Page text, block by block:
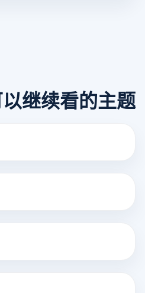
继续看的主题